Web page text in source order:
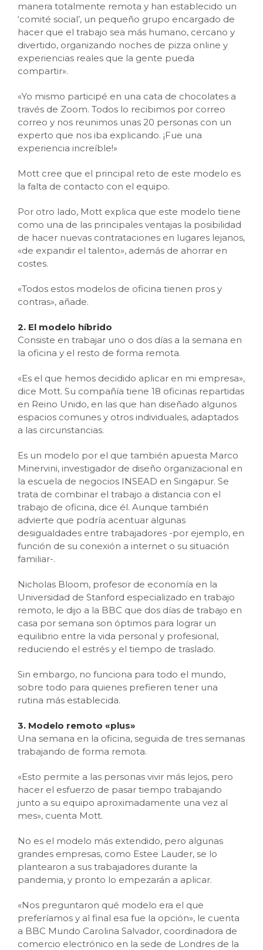
manera totalmente remota y han establecido un
‘comité social’, un pequeño grupo encargado de
hacer que el trabajo sea más humano, cercano y
divertido, organizando noches de pizza online y
experiencias reales que la gente pueda
compartir».
«Yo mismo participé en una cata de chocolates a
través de Zoom. Todos lo recibimos por correo
correo y nos reunimos unas 20 personas con un
experto que nos iba explicando. ¡Fue una
experiencia increíble!»
Mott cree que el principal reto de este modelo es
la falta de contacto con el equipo.
Por otro lado, Mott explica que este modelo tiene
como una de las principales ventajas la posibilidad
de hacer nuevas contrataciones en lugares lejanos,
«de expandir el talento», además de ahorrar en
costes.
«Todos estos modelos de oficina tienen pros y
contras», añade.
2. El modelo híbrido
Consiste en trabajar uno o dos días a la semana en
la oficina y el resto de forma remota.
«Es el que hemos decidido aplicar en mi empresa»,
dice Mott. Su compañía tiene 18 oficinas repartidas
en Reino Unido, en las que han diseñado algunos
espacios comunes y otros individuales, adaptados
a las circunstancias.
Es un modelo por el que también apuesta Marco
Minervini, investigador de diseño organizacional en
la escuela de negocios INSEAD en Singapur. Se
trata de combinar el trabajo a distancia con el
trabajo de oficina, dice él. Aunque también
advierte que podría acentuar algunas
desigualdades entre trabajadores -por ejemplo, en
función de su conexión a internet o su situación
familiar-.
Nicholas Bloom, profesor de economía en la
Universidad de Stanford especializado en trabajo
remoto, le dijo a la BBC que dos días de trabajo en
casa por semana son óptimos para lograr un
equilibrio entre la vida personal y profesional,
reduciendo el estrés y el tiempo de traslado.
Sin embargo, no funciona para todo el mundo,
sobre todo para quienes prefieren tener una
rutina más establecida.
3. Modelo remoto «plus»
Una semana en la oficina, seguida de tres semanas
trabajando de forma remota.
«Esto permite a las personas vivir más lejos, pero
hacer el esfuerzo de pasar tiempo trabajando
junto a su equipo aproximadamente una vez al
mes», cuenta Mott.
No es el modelo más extendido, pero algunas
grandes empresas, como Estee Lauder, se lo
plantearon a sus trabajadores durante la
pandemia, y pronto lo empezarán a aplicar.
«Nos preguntaron qué modelo era el que
preferíamos y al final esa fue la opción», le cuenta
a BBC Mundo Carolina Salvador, coordinadora de
comercio electrónico en la sede de Londres de la